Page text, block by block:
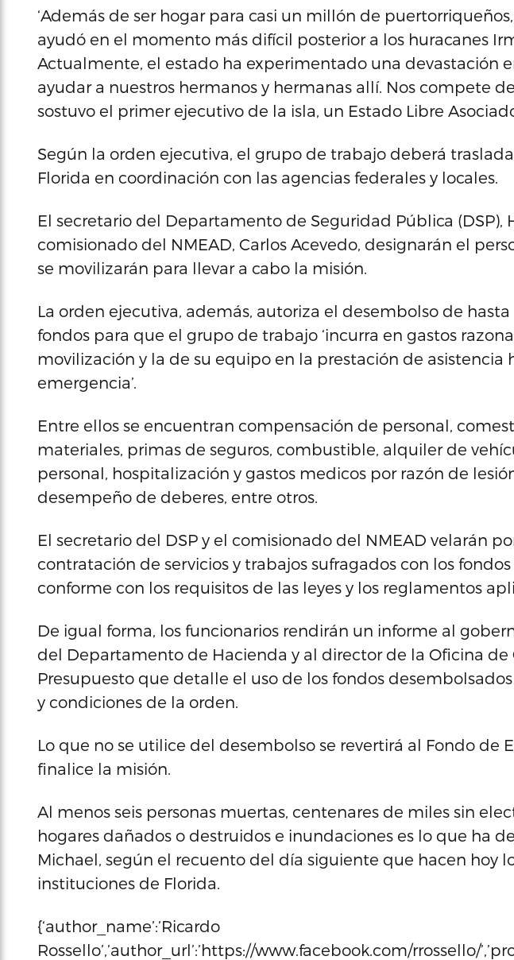
‘Además de ser hogar para casi un millón de
ayudó en el momento más difícil posterior a los huracanes
Actualmente, el estado ha experimentado una devastación
ayudar a nuestros hermanos y hermanas allí. Nos compete
sostuvo el primer ejecutivo de la isla, un Estado Libre
Según la orden ejecutiva, el grupo de trabajo deberá
Florida en coordinación con las agencias federales y locales.
El secretario del Departamento de Seguridad Pública (DSP),
comisionado del NMEAD, Carlos Acevedo, designarán el
se movilizarán para llevar a cabo la misión.
La orden ejecutiva, además, autoriza el desembolso de
fondos para que el grupo de trabajo ‘incurra en gastos
movilización y la de su equipo en la prestación de asistencia
emergencia’.
Entre ellos se encuentran compensación de personal,
materiales, primas de seguros, combustible, alquiler de
personal, hospitalización y gastos medicos por razón de
desempeño de deberes, entre otros.
El secretario del DSP y el comisionado del NMEAD velarán
contratación de servicios y trabajos sufragados con los
conforme con los requisitos de las leyes y los reglamentos
De igual forma, los funcionarios rendirán un informe al
del Departamento de Hacienda y al director de la Oficina de
Presupuesto que detalle el uso de los fondos
y condiciones de la orden.
Lo que no se utilice del desembolso se revertirá al Fondo de
finalice la misión.
Al menos seis personas muertas, centenares de miles sin
hogares dañados o destruidos e inundaciones es lo que ha
Michael, según el recuento del día siguiente que hacen hoy
instituciones de Florida.
{‘author_name’:’Ricardo
Rossello’,’author_url’:’https://www.facebook.com/rrossello/